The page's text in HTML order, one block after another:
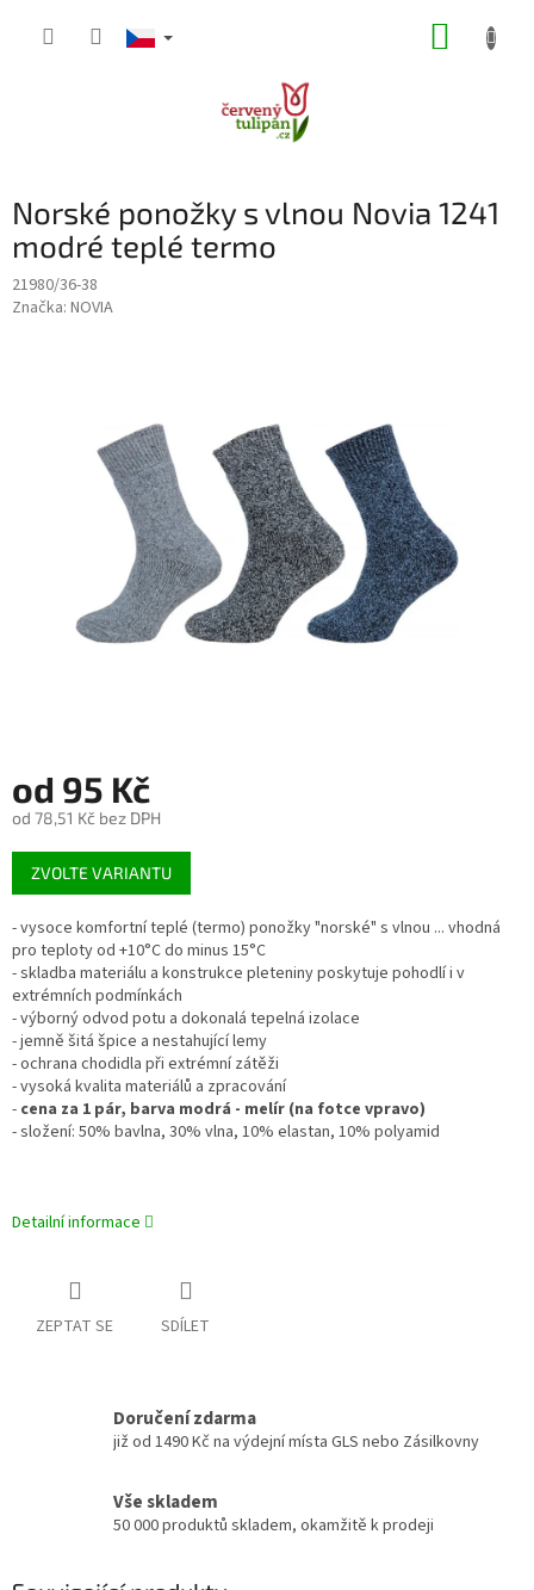
Norské ponožky s vlnou Novia 1241
modré teplé termo
21980/36-38
Značka: NOVIA
od 95 Kč
od 78,51 Kč bez DPH
Měrná
cena:
ZVOLTE VARIANTU
- vysoce komfortní teplé (termo) ponožky "norské" s vlnou ... vhodná
pro teploty od +10°C do minus 15°C
- skladba materiálu a konstrukce pleteniny poskytuje pohodlí i v
extrémních podmínkách
- výborný odvod potu a dokonalá tepelná izolace
- jemně šitá špice a nestahující lemy
- ochrana chodidla při extrémní zátěži
- vysoká kvalita materiálů a zpracování
- cena za 1 pár, barva modrá - melír (na fotce vpravo)
- složení: 50% bavlna, 30% vlna, 10% elastan, 10% polyamid
Detailní informace
ZEPTAT SE SDÍLET
Doručení zdarma
již od 1490 Kč na výdejní místa GLS nebo Zásilkovny
Vše skladem
50 000 produktů skladem, okamžitě k prodeji